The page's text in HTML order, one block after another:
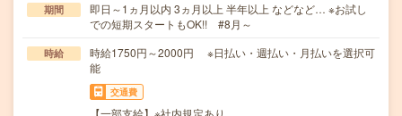
期間
即日～1ヵ月以内 3ヵ月以上 半年以上 などなど… ※お試し
での短期スタートもOK!! #8月～
時給
時給1750円～2000円 ※日払い・週払い・月払いを選択可
能
交通費
【一部支給】※社内規定あり